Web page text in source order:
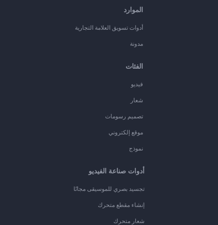
الموارد
أدوات تسويق العلامة التجارية
مدونة
الفئات
فيديو
شعار
تصميم رسومات
موقع إلكتروني
نموذج
أدوات صناعة الفيديو
تجسيد بصري للموسيقى مجانًا
إنشاء مقطع متحرك
شعار متحرك